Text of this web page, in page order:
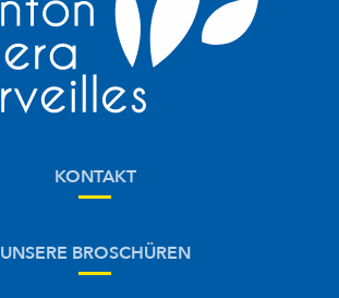
KONTAKT
UNSERE BROSCHÜREN